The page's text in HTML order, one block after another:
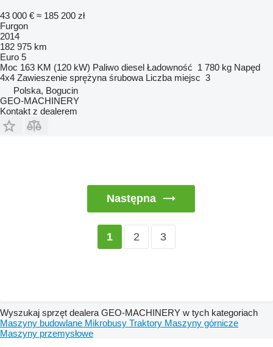
43 000 € ≈ 185 200 zł
Furgon
2014
182 975 km
Euro 5
Moc 163 KM (120 kW) Paliwo diesel Ładowność 1 780 kg Napęd
4x4 Zawieszenie sprężyna śrubowa Liczba miejsc 3
Polska, Bogucin
GEO-MACHINERY
Kontakt z dealerem
Następna
1 2 3
Wyszukaj sprzęt dealera GEO-MACHINERY w tych kategoriach
Maszyny budowlane Mikrobusy Traktory Maszyny górnicze
Maszyny przemysłowe